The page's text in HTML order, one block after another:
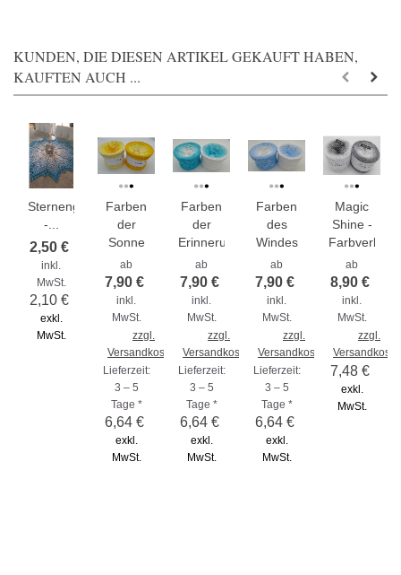
KUNDEN, DIE DIESEN ARTIKEL GEKAUFT HABEN,
KAUFTEN AUCH ...
Sternenglanz
-...
2,50 €
inkl.
MwSt.
2,10 €
exkl.
MwSt.
Farben
der
Sonne
ab
7,90 €
inkl.
MwSt.
zzgl.
Versandkosten
Lieferzeit:
3 – 5
Tage *
6,64 €
exkl.
MwSt.
Farben
der
Erinnerungen
ab
7,90 €
inkl.
MwSt.
zzgl.
Versandkosten
Lieferzeit:
3 – 5
Tage *
6,64 €
exkl.
MwSt.
Farben
des
Windes
ab
7,90 €
inkl.
MwSt.
zzgl.
Versandkosten
Lieferzeit:
3 – 5
Tage *
6,64 €
exkl.
MwSt.
Magic
Shine -
ab
8,90 €
inkl.
MwSt.
zzgl.
7,48 €
exkl.
MwSt.